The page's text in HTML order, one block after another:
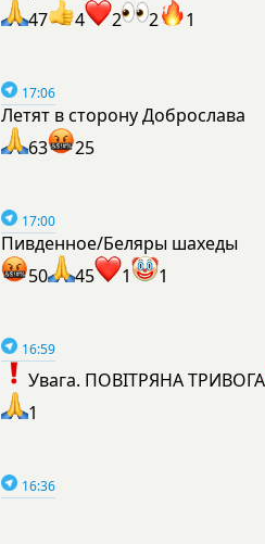
47
4 2 2 1
17:06
Летят в сторону Доброслава
63
25
17:00
Пивденное/Беляры шахеды
50
45 1 1
16:59
Увага. ПОВІТРЯНА ТРИВОГА
1
16:36